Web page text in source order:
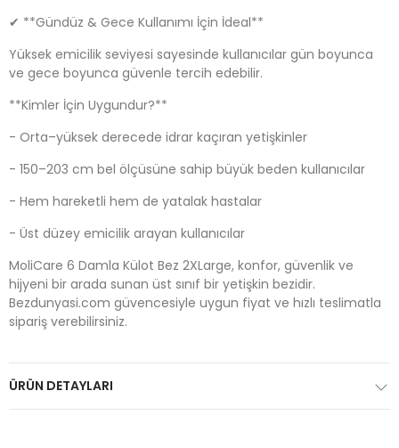
✔ **Gündüz & Gece Kullanımı İçin İdeal**
Yüksek emicilik seviyesi sayesinde kullanıcılar gün boyunca
ve gece boyunca güvenle tercih edebilir.
**Kimler İçin Uygundur?**
- Orta–yüksek derecede idrar kaçıran yetişkinler
- 150–203 cm bel ölçüsüne sahip büyük beden kullanıcılar
- Hem hareketli hem de yatalak hastalar
- Üst düzey emicilik arayan kullanıcılar
MoliCare 6 Damla Külot Bez 2XLarge, konfor, güvenlik ve
hijyeni bir arada sunan üst sınıf bir yetişkin bezidir.
Bezdunyasi.com güvencesiyle uygun fiyat ve hızlı teslimatla
sipariş verebilirsiniz.
ÜRÜN DETAYLARI